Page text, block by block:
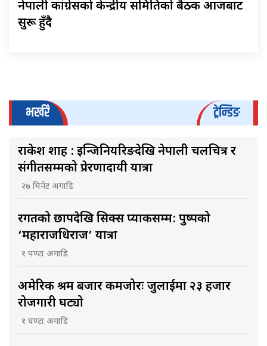
नेपाली कांग्रेसको केन्द्रीय समितिको बैठक आजबाट
सुरू हुँदै
भर्खरै ट्रेन्डिङ
राकेश शाह : इन्जिनियरिङदेखि नेपाली चलचित्र र
संगीतसम्मको प्रेरणादायी यात्रा
२७ मिनेट अगाडि
रगतको छापदेखि सिक्स प्याकसम्म: पुष्पको
‘महाराजधिराज’ यात्रा
१ घण्टा अगाडि
अमेरिकी श्रम बजार कमजोरः जुलाईमा २३ हजार
रोजगारी घट्यो
१ घण्टा अगाडि